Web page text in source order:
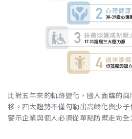
比對五年來的軌跡變化，國人面臨的
移。四大趨勢不僅勾勒出高齡化與少
警示企業與個人必須從單點防禦走向全